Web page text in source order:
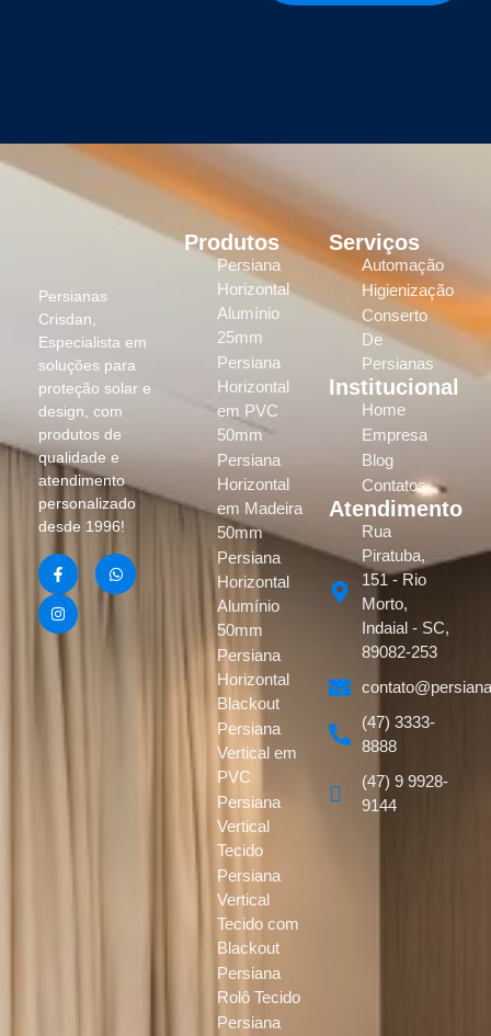
Persianas
Crisdan,
Especialista em
soluções para
proteção solar e
design, com
produtos de
qualidade e
atendimento
personalizado
desde 1996!
Produtos
Persiana
Horizontal
Alumínio
25mm
Persiana
Horizontal
em PVC
50mm
Persiana
Horizontal
em Madeira
50mm
Persiana
Horizontal
Alumínio
50mm
Persiana
Horizontal
Blackout
Persiana
Vertical em
PVC
Persiana
Vertical
Tecido
Persiana
Vertical
Tecido com
Blackout
Persiana
Rolô Tecido
Persiana
Serviços
Automação
Higienização
Conserto
De
Persianas
Institucional
Home
Empresa
Blog
Contatos
Atendimento
Rua
Piratuba,
151 - Rio
Morto,
Indaial - SC,
89082-253
(47) 3333-
8888
(47) 9 9928-
9144